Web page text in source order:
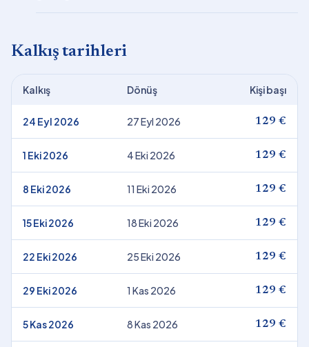
Kalkış tarihleri
Kalkış Dönüş Kişi başı
24 Eyl 2026 27 Eyl 2026 129 €
1 Eki 2026 4 Eki 2026 129 €
8 Eki 2026 11 Eki 2026 129 €
15 Eki 2026 18 Eki 2026 129 €
22 Eki 2026 25 Eki 2026 129 €
29 Eki 2026 1 Kas 2026 129 €
5 Kas 2026 8 Kas 2026 129 €